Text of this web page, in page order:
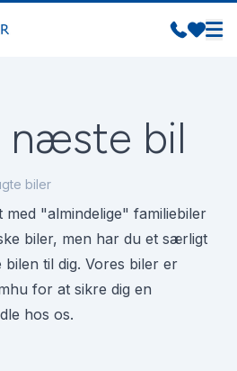
næste bil
biler
"almindelige" familiebiler
biler, men har du et særligt
til dig. Vores biler er
for at sikre dig en
hos os.